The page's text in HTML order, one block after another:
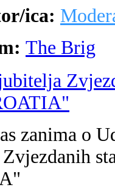
ica:
The Brig
zanima o